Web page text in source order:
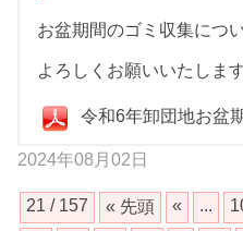
お盆期間のゴミ収集につ
よろしくお願いいたします
令和6年卸団地お盆
2024年08月02日
21 / 157 « 先頭 « ...